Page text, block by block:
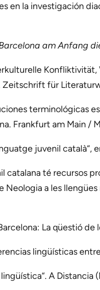
en la investigación
am Anfang
Zeitschrift für
terminológicas
Frankfurt am Main /
juvenil
té recursos
a les
La qüestió
lingüísticas
A Distancia